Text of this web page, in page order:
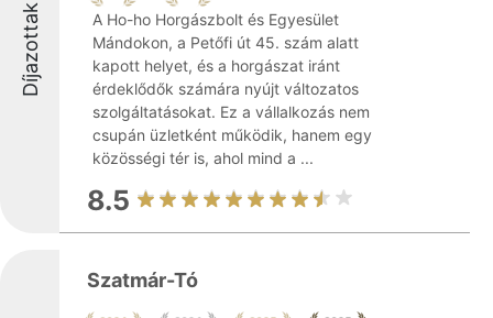
Díjazottak
A Ho-ho Horgászbolt és Egyesület
Mándokon, a Petőfi út 45. szám alatt
kapott helyet, és a horgászat iránt
érdeklődők számára nyújt változatos
szolgáltatásokat. Ez a vállalkozás nem
csupán üzletként működik, hanem egy
közösségi tér is, ahol mind a ...
8.5
Szatmár-Tó